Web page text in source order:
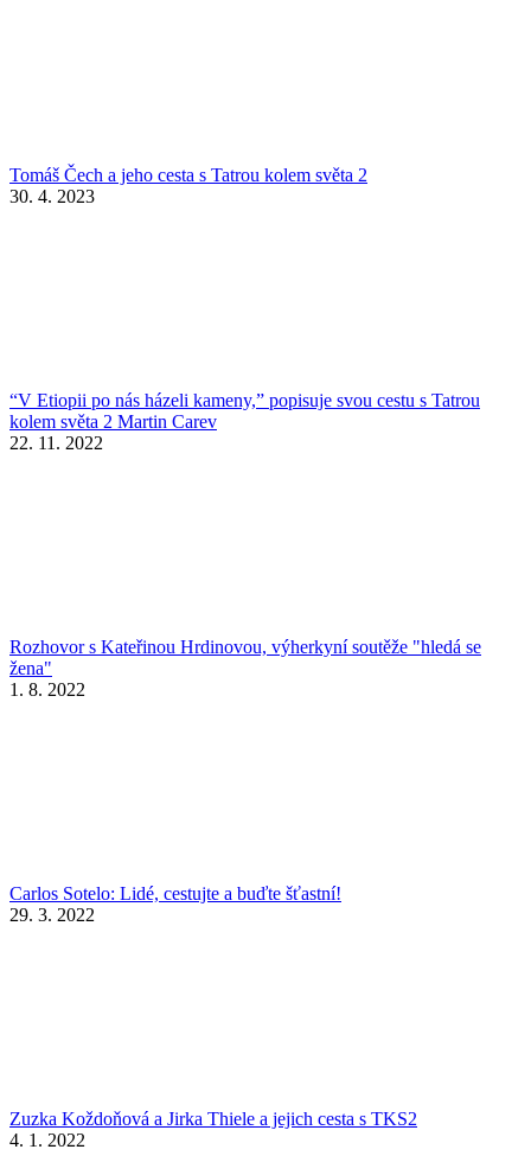
Tomáš Čech a jeho cesta s Tatrou kolem světa 2
30. 4. 2023
“V Etiopii po nás házeli kameny,” popisuje svou cestu s Tatrou
kolem světa 2 Martin Carev
22. 11. 2022
Rozhovor s Kateřinou Hrdinovou, výherkyní soutěže "hledá se
žena"
1. 8. 2022
Carlos Sotelo: Lidé, cestujte a buďte šťastní!
29. 3. 2022
Zuzka Koždoňová a Jirka Thiele a jejich cesta s TKS2
4. 1. 2022